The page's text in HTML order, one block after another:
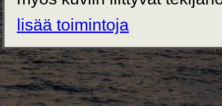
lisää toimintoja
Arktiset